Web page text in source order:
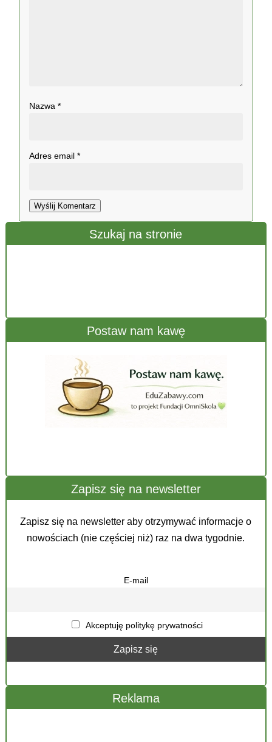
Szukaj na stronie
Postaw nam kawę
Zapisz się na newsletter
Zapisz się na newsletter aby otrzymywać informacje o
nowościach (nie częściej niż) raz na dwa tygodnie.
E-mail
Akceptuję politykę prywatności
Reklama
Nazwa*
Adres email*
Wyślij Komentarz